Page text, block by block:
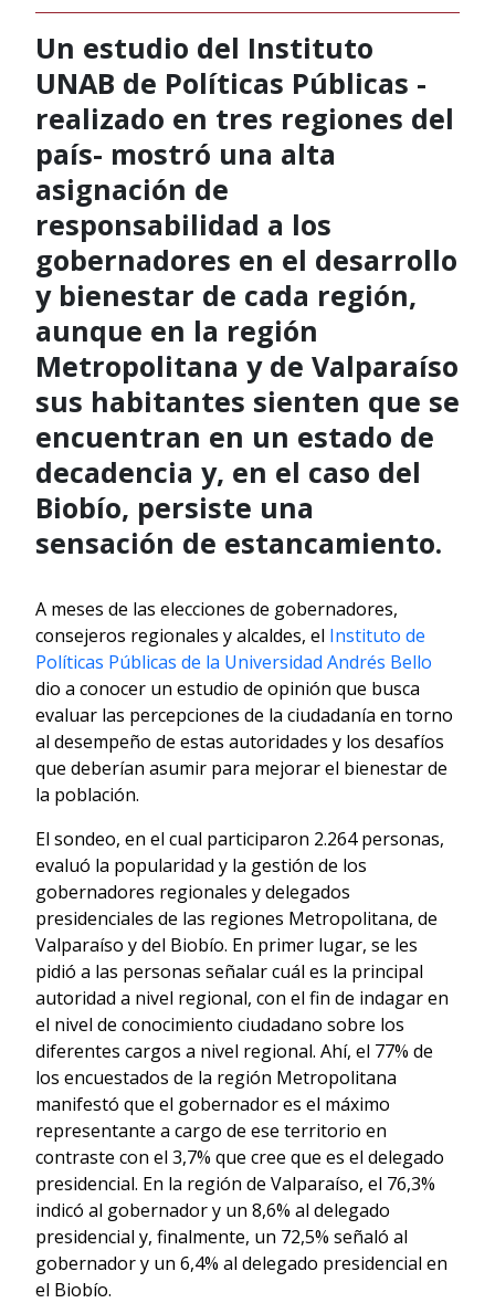
Un estudio del Instituto
UNAB de Políticas Públicas -
realizado en tres regiones del
país- mostró una alta
asignación de
responsabilidad a los
gobernadores en el desarrollo
y bienestar de cada región,
aunque en la región
Metropolitana y de Valparaíso
sus habitantes sienten que se
encuentran en un estado de
decadencia y, en el caso del
Biobío, persiste una
sensación de estancamiento.
A meses de las elecciones de gobernadores,
consejeros regionales y alcaldes, el Instituto de
Políticas Públicas de la Universidad Andrés Bello
dio a conocer un estudio de opinión que busca
evaluar las percepciones de la ciudadanía en torno
al desempeño de estas autoridades y los desafíos
que deberían asumir para mejorar el bienestar de
la población.
El sondeo, en el cual participaron 2.264 personas,
evaluó la popularidad y la gestión de los
gobernadores regionales y delegados
presidenciales de las regiones Metropolitana, de
Valparaíso y del Biobío. En primer lugar, se les
pidió a las personas señalar cuál es la principal
autoridad a nivel regional, con el fin de indagar en
el nivel de conocimiento ciudadano sobre los
diferentes cargos a nivel regional. Ahí, el 77% de
los encuestados de la región Metropolitana
manifestó que el gobernador es el máximo
representante a cargo de ese territorio en
contraste con el 3,7% que cree que es el delegado
presidencial. En la región de Valparaíso, el 76,3%
indicó al gobernador y un 8,6% al delegado
presidencial y, finalmente, un 72,5% señaló al
gobernador y un 6,4% al delegado presidencial en
el Biobío.